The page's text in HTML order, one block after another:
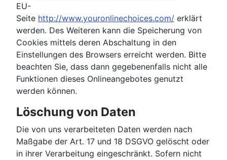
EU-
Seite http://www.youronlinechoices.com/ erklärt
werden. Des Weiteren kann die Speicherung von
Cookies mittels deren Abschaltung in den
Einstellungen des Browsers erreicht werden. Bitte
beachten Sie, dass dann gegebenenfalls nicht alle
Funktionen dieses Onlineangebotes genutzt
werden können.
Löschung von Daten
Die von uns verarbeiteten Daten werden nach
Maßgabe der Art. 17 und 18 DSGVO gelöscht oder
in ihrer Verarbeitung eingeschränkt. Sofern nicht